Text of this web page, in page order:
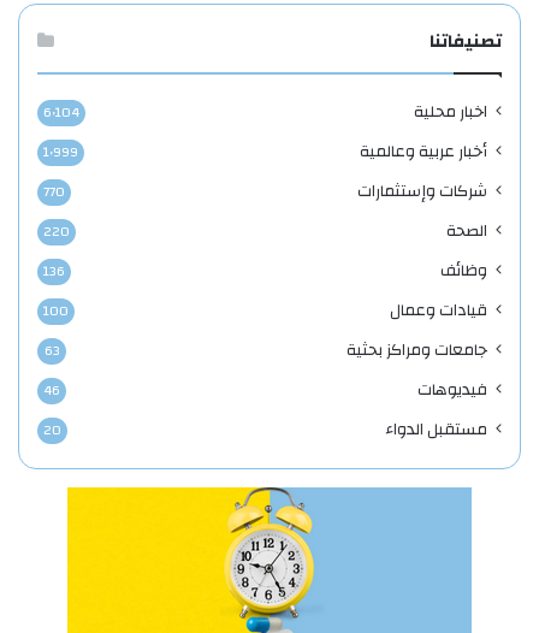
تصنيفاتنا
اخبار محلية 6٬104
أخبار عربية وعالمية 1٬999
شركات وإستثمارات 770
الصحة 220
وظائف 136
قيادات وعمال 100
جامعات ومراكز بحثية 63
فيديوهات 46
مستقبل الدواء 20